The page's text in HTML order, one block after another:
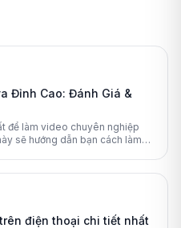
Đỉnh Cao: Đánh Giá &
để làm video chuyên nghiệp
sẽ hướng dẫn bạn cách làm
điện thoại chi tiết nhất